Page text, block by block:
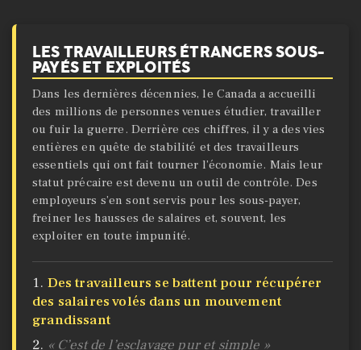
LES TRAVAILLEURS ÉTRANGERS SOUS-
PAYÉS ET EXPLOITÉS
Dans les dernières décennies, le Canada a accueilli
des millions de personnes venues étudier, travailler
ou fuir la guerre. Derrière ces chiffres, il y a des vies
entières en quête de stabilité et des travailleurs
essentiels qui ont fait tourner l’économie. Mais leur
statut précaire est devenu un outil de contrôle. Des
employeurs s’en sont servis pour les sous-payer,
freiner les hausses de salaires et, souvent, les
exploiter en toute impunité.
Des travailleurs se battent pour récupérer
des salaires volés dans un mouvement
grandissant
« C’est de l’esclavage pur et simple »